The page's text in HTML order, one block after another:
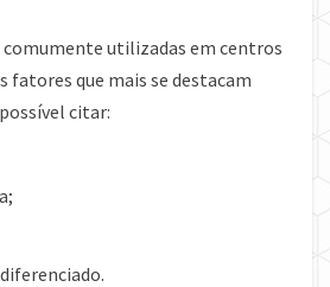
comumente utilizadas em centros
fatores que mais se destacam
citar: